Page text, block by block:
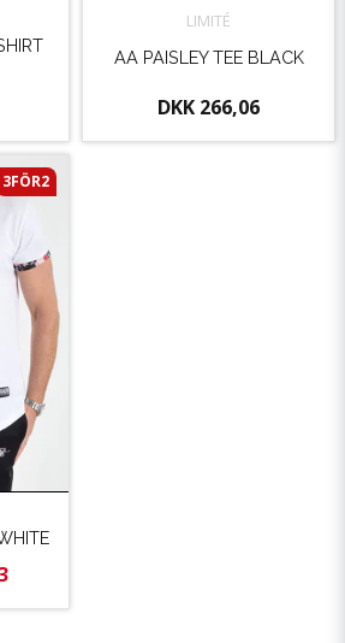
LIMITÉ
AA PAISLEY TEE BLACK
DKK 266,06
3FÖR2